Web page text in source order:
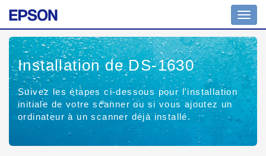
ou
la
Installation de DS-1630
Suivez les étapes ci-dessous pour l'installation
initiale de votre scanner ou si vous ajoutez un
ordinateur à un scanner déjà installé.